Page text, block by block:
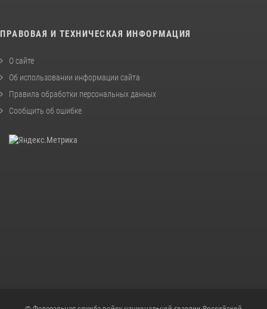
ПРАВОВАЯ И ТЕХНИЧЕСКАЯ ИНФОРМАЦИЯ
О сайте
Об использовании информации сайта
Правила обработки персональных данных
Сообщить об ошибке